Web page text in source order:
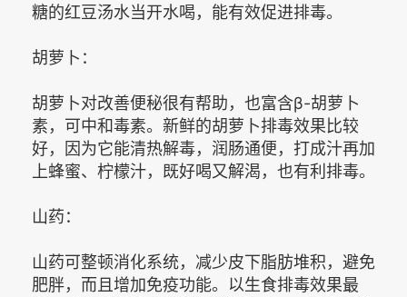
糖的红豆汤水当开水喝，能有效促进排毒。
胡萝卜：
胡萝卜对改善便秘很有帮助，也富含β-胡萝卜
素，可中和毒素。新鲜的胡萝卜排毒效果比较
好，因为它能清热解毒，润肠通便，打成汁再加
上蜂蜜、柠檬汁，既好喝又解渴，也有利排毒。
山药：
山药可整顿消化系统，减少皮下脂肪堆积，避免
肥胖，而且增加免疫功能。以生食排毒效果最